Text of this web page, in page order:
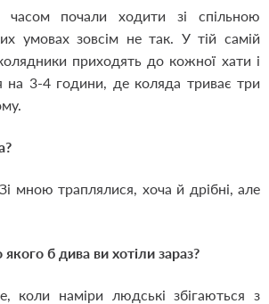
почали ходити зі спільною
умовах зовсім не так. У тій самій
приходять до кожної хати і
на 3-4 години, де коляда триває три
мною траплялися, хоча й дрібні, але
б дива ви хотіли зараз?
наміри людські збігаються з